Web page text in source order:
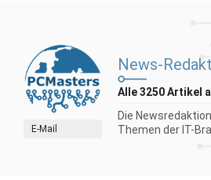
E-Mail
News-
Alle 3250 Artikel
Die
Themen der IT-